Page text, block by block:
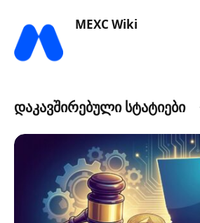
MEXC Wiki
დაკავშირებული სტატიები